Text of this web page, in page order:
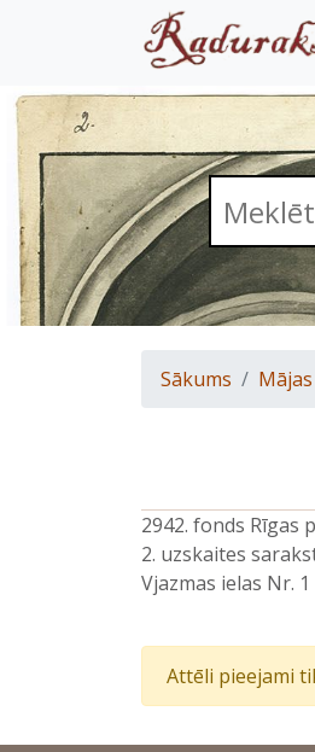
Sākums
2942. fonds Rīgas
2. uzskaites
Vjazmas ielas Nr.
Attēli pieejami